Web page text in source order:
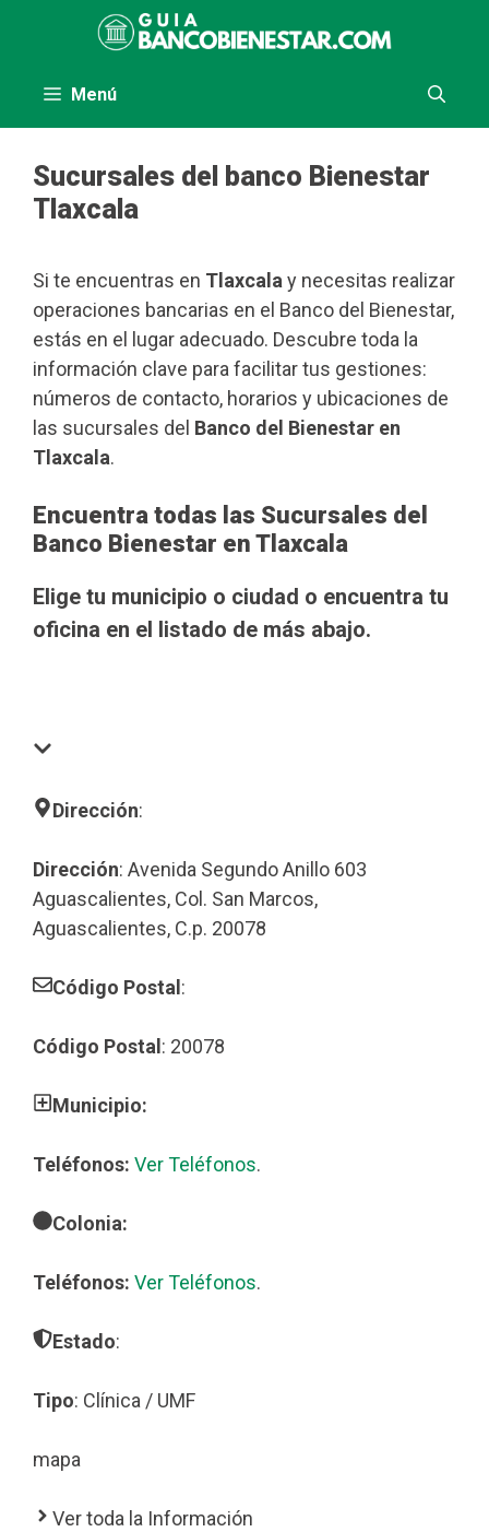
Menú
Sucursales del banco Bienestar
Tlaxcala
Si te encuentras en Tlaxcala y necesitas realizar
operaciones bancarias en el Banco del Bienestar,
estás en el lugar adecuado. Descubre toda la
información clave para facilitar tus gestiones:
números de contacto, horarios y ubicaciones de
las sucursales del Banco del Bienestar en
Tlaxcala.
Encuentra todas las Sucursales del
Banco Bienestar en Tlaxcala
Elige tu municipio o ciudad o encuentra tu
oficina en el listado de más abajo.
Dirección:
Dirección: Avenida Segundo Anillo 603
Aguascalientes, Col. San Marcos,
Aguascalientes, C.p. 20078
Código Postal :
Código Postal : 20078
Municipio:
Teléfonos: Ver Teléfonos.
Colonia:
Teléfonos: Ver Teléfonos.
Estado:
Tipo: Clínica / UMF
mapa
Ver toda la Información